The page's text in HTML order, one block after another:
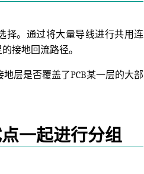
择。通过将大量导线进行共用连
接地回流路径。
层是否覆盖了PCB某一层的大部
一起进行分组